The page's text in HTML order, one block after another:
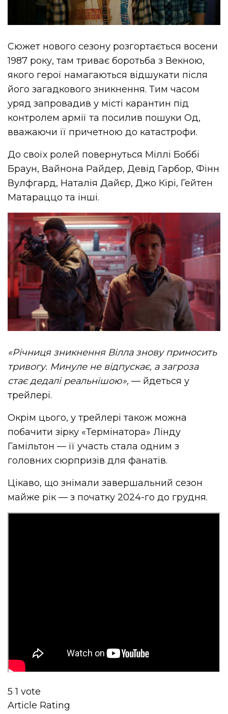
Сюжет нового сезону розгортається восени
1987 року, там триває боротьба з Векною,
якого герої намагаються відшукати після
його загадкового зникнення. Тим часом
уряд запровадив у місті карантин під
контролем армії та посилив пошуки Од,
вважаючи її причетною до катастрофи.
До своїх ролей повернуться Міллі Боббі
Браун, Вайнона Райдер, Девід Гарбор, Фінн
Вулфгард, НаталіяДайєр, Джо Кірі, Гейтен
Матараццо та інші.
«Річниця зникнення Вілла знову приносить
тривогу. Минуле не відпускає, а загроза
стає дедалі реальнішою», — йдеться у
трейлері.
Окрім цього, у трейлері також можна
побачити зірку «Термінатора» Лінду
Гамільтон — її участь стала одним з
головних сюрпризів для фанатів.
Цікаво, щознімализавершальний сезон
майже рік — з початку 2024-го до грудня.
5 1 vote
Article Rating